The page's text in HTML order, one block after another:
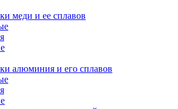
меди и ее сплавов
алюминия и его сплавов